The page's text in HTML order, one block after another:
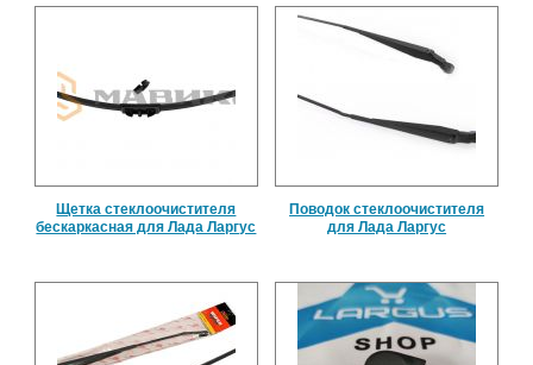
Щетка стеклоочистителя
бескаркасная для Лада Ларгус
Поводок стеклоочистителя
для Лада Ларгус